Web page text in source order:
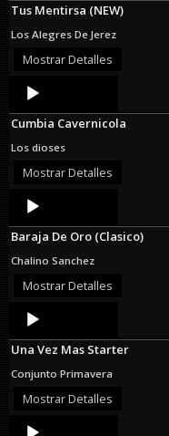
Tus Mentirsa (NEW)
Los Alegres De Jerez
Mostrar Detalles
Audio
Player
Cumbia Cavernicola
Los dioses
Mostrar Detalles
Audio
Player
Baraja De Oro (Clasico)
Chalino Sanchez
Mostrar Detalles
Audio
Player
Una Vez Mas Starter
Conjunto Primavera
Mostrar Detalles
Audio